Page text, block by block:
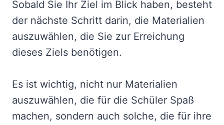
Sobald Sie Ihr Ziel im Blick haben, besteht
der nächste Schritt darin, die Materialien
auszuwählen, die Sie zur Erreichung
dieses Ziels benötigen.
Es ist wichtig, nicht nur Materialien
auszuwählen, die für die Schüler Spaß
machen, sondern auch solche, die für ihre